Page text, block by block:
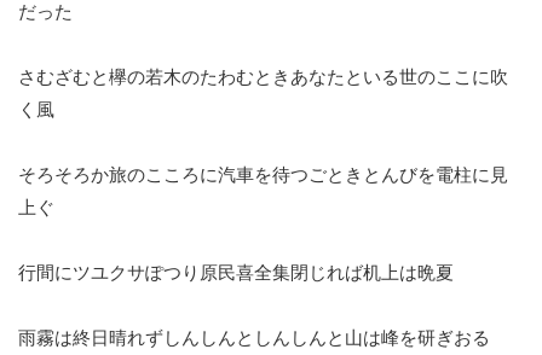
だった
さむざむと欅の若木のたわむときあなたといる世のここに吹
く風
そろそろか旅のこころに汽車を待つごときとんびを電柱に見
上ぐ
行間にツユクサぽつり原民喜全集閉じれば机上は晩夏
雨霧は終日晴れずしんしんとしんしんと山は峰を研ぎおる